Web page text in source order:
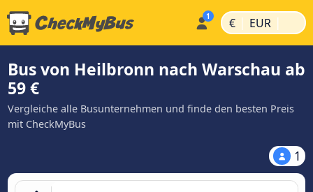
€ | EUR |
Bus von Heilbronn nach Warschau ab
59 €
Vergleiche alle Busunternehmen und finde den besten Preis
mit CheckMyBus
1